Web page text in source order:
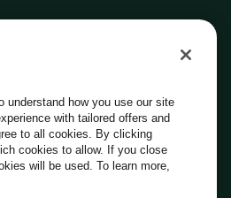
Italiano
understand how you use our site
with tailored offers and
to all cookies. By clicking
cookies to allow. If you close
will be used. To learn more,